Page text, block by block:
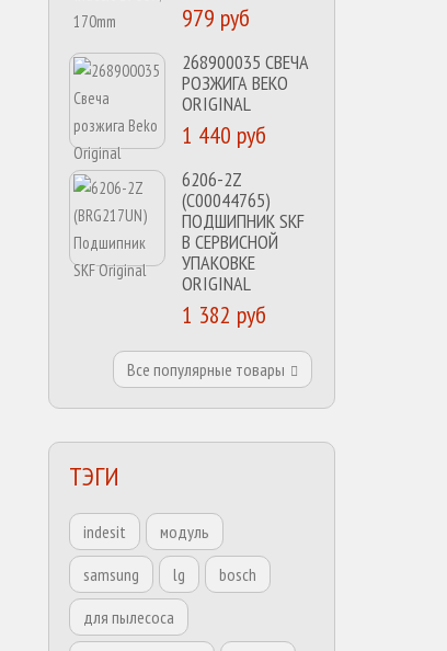
979 руб
268900035 СВЕЧА
РОЗЖИГА BEKO
ORIGINAL
1 440 руб
6206-2Z
(C00044765)
ПОДШИПНИК SKF
В СЕРВИСНОЙ
УПАКОВКЕ
ORIGINAL
1 382 руб
Все популярные товары
ТЭГИ
indesit
модуль
samsung
lg
bosch
для пылесоса